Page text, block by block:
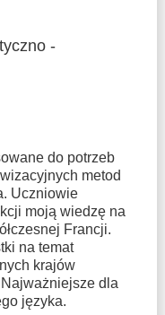
-
do potrzeb
metod
Uczniowie
moją wiedzę na
Francji.
na temat
krajów
dla
języka.